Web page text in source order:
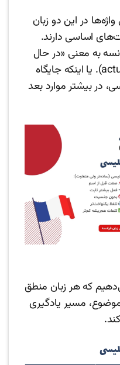
در این دو زبان
اساسی دارند.
به معنی «در حال
حاضر» است، نه «واقعاً» (actually). یا اینکه جایگاه
در بیشتر موارد بعد
که هر زبان منطق
مسیر یادگیری